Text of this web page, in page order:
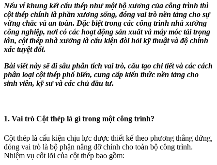
Nếu ví khung kết cấu thép như một bộ xương của công trình thì
cột thép chính là phần xương sống, đóng vai trò nền tảng cho sự
vững chắc và an toàn. Đặc biệt trong các công trình nhà xưởng
công nghiệp, nơi có các hoạt động sản xuất và máy móc tải trọng
lớn, cột thép nhà xưởng là cấu kiện đòi hỏi kỹ thuật và độ chính
xác tuyệt đối.
Bài viết này sẽ đi sâu phân tích vai trò, cấu tạo chi tiết và các cách
phân loại cột thép phổ biến, cung cấp kiến thức nền tảng cho
sinh viên, kỹ sư và các chủ đầu tư.
1. Vai trò Cột thép là gì trong một công trình?
Cột thép là cấu kiện chịu lực được thiết kế theo phương thẳng đứng,
đóng vai trò là bộ phận nâng đỡ chính cho toàn bộ công trình.
Nhiệm vụ cốt lõi của cột thép bao gồm: